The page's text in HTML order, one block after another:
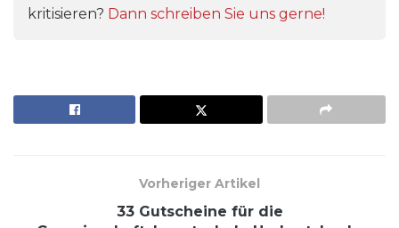
kritisieren? Dann schreiben Sie uns gerne!
Vorheriger Artikel
33 Gutscheine für die